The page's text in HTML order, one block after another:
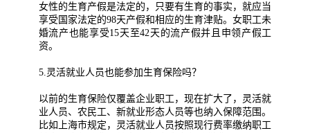
女性的生育产假是法定的，只要有生育的事实，就应当
享受国家法定的98天产假和相应的生育津贴。女职工未
婚流产也能享受15天至42天的流产假并且申领产假工
资。
5.灵活就业人员也能参加生育保险吗？
以前的生育保险仅覆盖企业职工，现在扩大了，灵活就
业人员、农民工、新就业形态人员等也纳入保障范围。
比如上海市规定，灵活就业人员按照现行费率缴纳职工